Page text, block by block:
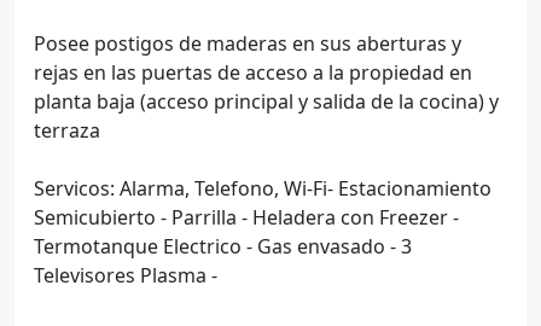
Posee postigos de maderas en sus aberturas y
rejas en las puertas de acceso a la propiedad en
planta baja (acceso principal y salida de la cocina) y
terraza
Servicos: Alarma, Telefono, Wi-Fi- Estacionamiento
Semicubierto - Parrilla - Heladera con Freezer -
Termotanque Electrico - Gas envasado - 3
Televisores Plasma -